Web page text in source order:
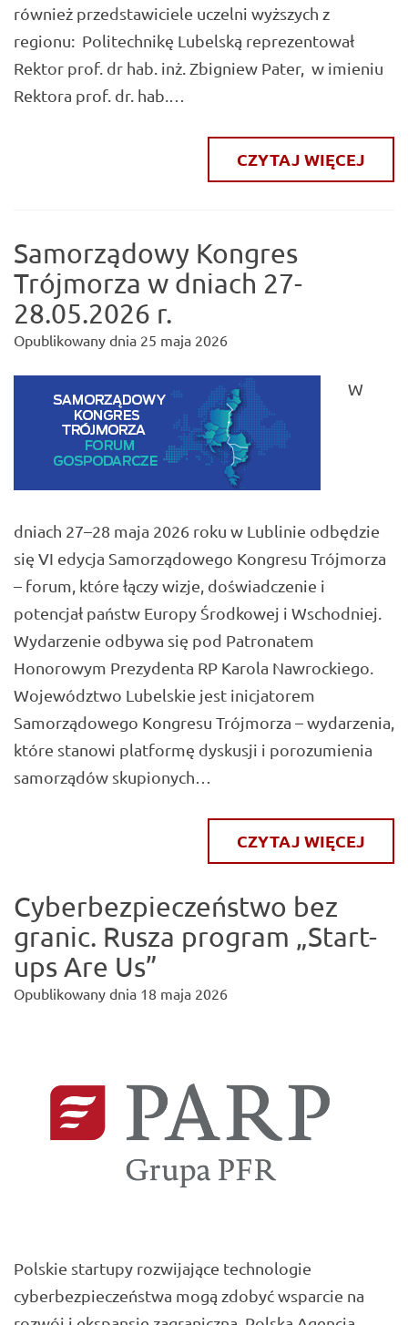
również przedstawiciele uczelni wyższych z
regionu: Politechnikę Lubelską reprezentował
Rektor prof. dr hab. inż. Zbigniew Pater, w imieniu
Rektora prof. dr. hab.…
CZYTAJ WIĘCEJ
Samorządowy Kongres
Trójmorza w dniach 27-
28.05.2026 r.
Opublikowany dnia 25 maja 2026
W
dniach 27–28 maja 2026 roku w Lublinie odbędzie
się VI edycja Samorządowego Kongresu Trójmorza
– forum, które łączy wizje, doświadczenie i
potencjał państw Europy Środkowej i Wschodniej.
Wydarzenie odbywa się pod Patronatem
Honorowym Prezydenta RP Karola Nawrockiego.
Województwo Lubelskie jest inicjatorem
Samorządowego Kongresu Trójmorza – wydarzenia,
które stanowi platformę dyskusji i porozumienia
samorządów skupionych…
CZYTAJ WIĘCEJ
Cyberbezpieczeństwo bez
granic. Rusza program „Start-
ups Are Us”
Opublikowany dnia 18 maja 2026
Polskie startupy rozwijające technologie
cyberbezpieczeństwa mogą zdobyć wsparcie na